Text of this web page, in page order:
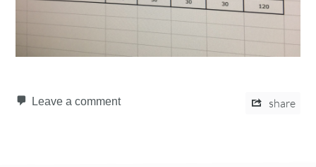
Leave a comment share